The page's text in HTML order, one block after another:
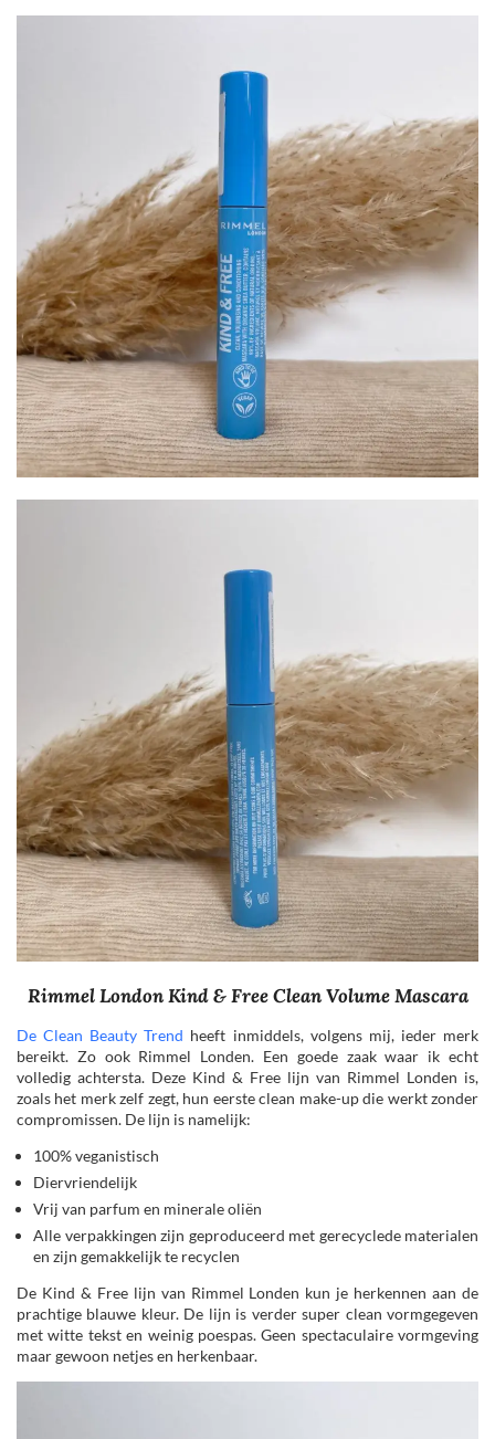
Rimmel London Kind & Free Clean Volume Mascara
De Clean Beauty Trend heeft inmiddels, volgens mij, ieder merk
bereikt. Zo ook Rimmel Londen. Een goede zaak waar ik echt
volledig achtersta. Deze Kind & Free lijn van Rimmel Londen is,
zoals het merk zelf zegt, hun eerste clean make-up die werkt zonder
compromissen. De lijn is namelijk:
100% veganistisch
Diervriendelijk
Vrij van parfum en minerale oliën
Alle verpakkingen zijn geproduceerd met gerecyclede materialen
en zijn gemakkelijk te recyclen
De Kind & Free lijn van Rimmel Londen kun je herkennen aan de
prachtige blauwe kleur. De lijn is verder super clean vormgegeven
met witte tekst en weinig poespas. Geen spectaculaire vormgeving
maar gewoon netjes en herkenbaar.